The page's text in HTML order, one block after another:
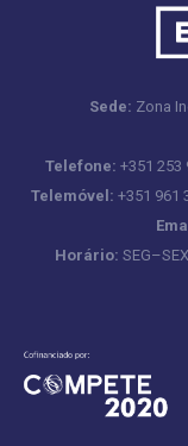
Sede: Zona
Telefone: +351 253
Telemóvel: +351 961
Horário: